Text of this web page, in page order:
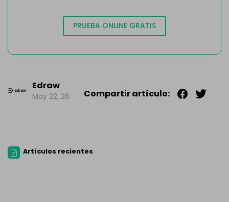
PRUEBA ONLINE GRATIS
Edraw
May 22, 26 Compartir artículo:
Artículos recientes